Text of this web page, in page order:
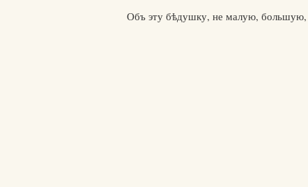
Объ эту бѣдушку, не малую, большую,